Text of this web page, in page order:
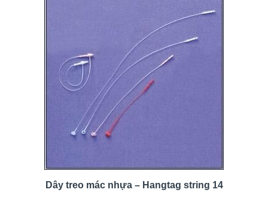
Dây treo mác nhựa – Hangtag string 14